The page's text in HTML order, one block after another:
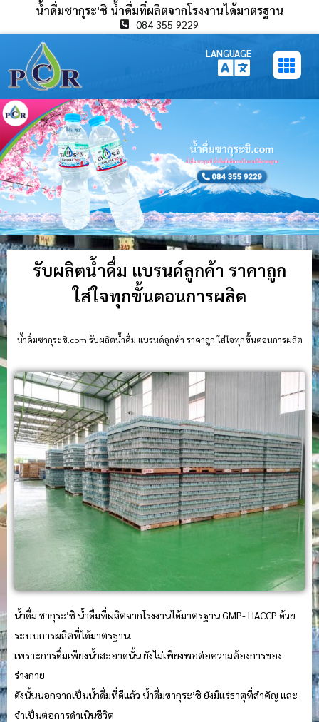
น้ำดื่มซากุระ'ชิ น้ำดื่มที่ผลิตจากโรงงานได้มาตรฐาน
084 355 9229
LANGUAGE
รับผลิตน้ำดื่ม แบรนด์ลูกค้า ราคาถูก
ใส่ใจทุกขั้นตอนการผลิต
น้ําดื่มซากุระชิ.com รับผลิตน้ำดื่ม แบรนด์ลูกค้า ราคาถูก ใส่ใจทุกขั้นตอนการผลิต
น้ำดื่ม ซากุระ’ชิ น้ำดื่มที่ผลิตจากโรงงานได้มาตรฐาน GMP- HACCP ด้วย
ระบบการผลิตที่ได้มาตรฐาน.
เพราะการดื่มเพียงน้ำสะอาดนั้น ยังไม่เพียงพอต่อความต้องการของ
ร่างกาย
ดังนั้นนอกจากเป็นน้ำดื่มที่ดีแล้ว น้ำดื่มซากุระ’ชิ ยังมีแร่ธาตุที่สำคัญ และ
จำเป็นต่อการดำเนินชีวิต